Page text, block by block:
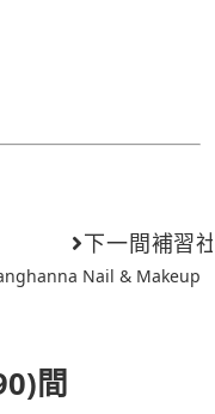
下一間補習
Nail & Makeup
間